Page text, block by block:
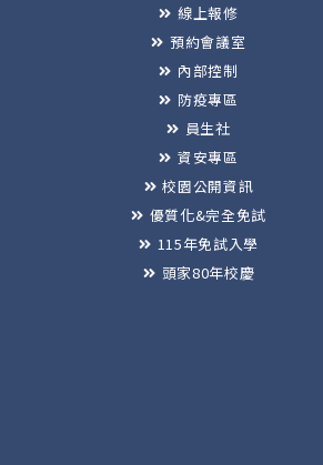
線上報修
預約會議室
內部控制
防疫專區
員生社
資安專區
校園公開資訊
優質化&完全免試
115年免試入學
頭家80年校慶